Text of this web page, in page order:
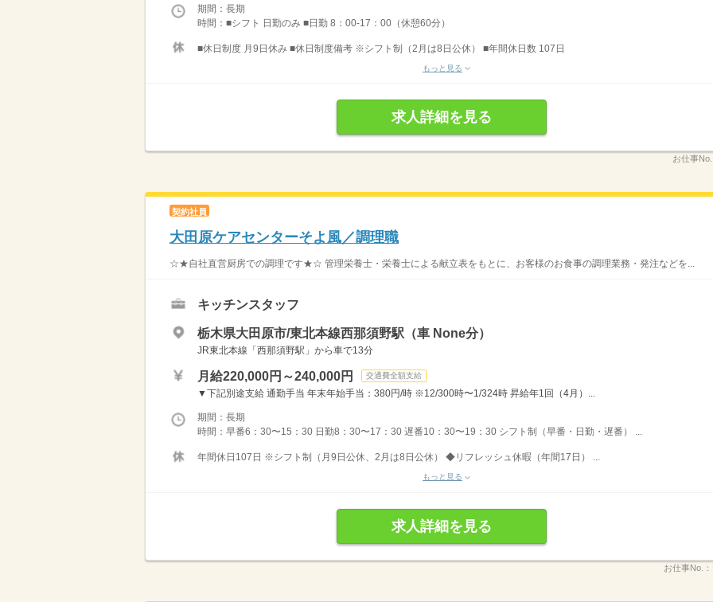
期間：長期
時間：■シフト 日勤のみ ■日勤 8：00-17：00（休憩60分）
■休日制度 月9日休み ■休日制度備考 ※シフト制（2月は8日公休） ■年間休日数 107日
もっと見る
求人詳細を見る
お仕事No.
契約社員
大田原ケアセンターそよ風／調理職
☆★自社直営厨房での調理です★☆ 管理栄養士・栄養士による献立表をもとに、お客様のお食事の調理業務・発注などを...
キッチンスタッフ
栃木県大田原市/東北本線西那須野駅（車 None分）
JR東北本線「西那須野駅」から車で13分
月給220,000円～240,000円 交通費全額支給
▼下記別途支給 通勤手当 年末年始手当：380円/時 ※12/300時〜1/324時 昇給年1回（4月）...
期間：長期
時間：早番6：30〜15：30 日勤8：30〜17：30 遅番10：30〜19：30 シフト制（早番・日勤・遅番） ...
年間休日107日 ※シフト制（月9日公休、2月は8日公休） ◆リフレッシュ休暇（年間17日） ...
もっと見る
求人詳細を見る
お仕事No.：